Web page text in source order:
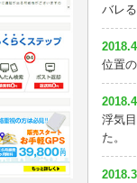
バレ
位置
浮気
た。